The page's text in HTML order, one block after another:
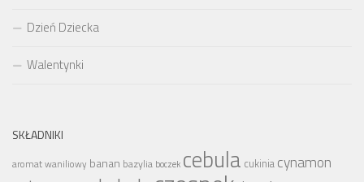
Dzień Dziecka
Walentynki
SKŁADNIKI
aromat waniliowy banan bazylia boczek cebula cukinia cynamon